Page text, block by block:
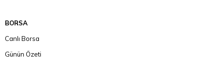
BORSA
Canlı Borsa
Günün Özeti